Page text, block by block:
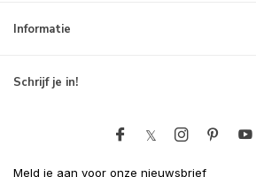
Informatie
Schrijf je in!
Meld je aan voor onze nieuwsbrief